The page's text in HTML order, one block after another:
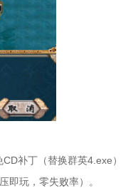
补丁（替换群英4.exe）
玩，零失败率）。